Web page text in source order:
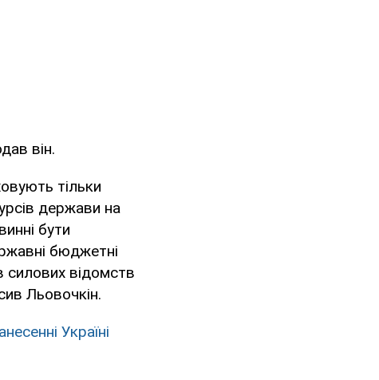
він.
тільки
держави на
бути
бюджетні
силових відомств
Льовочкін.
Україні